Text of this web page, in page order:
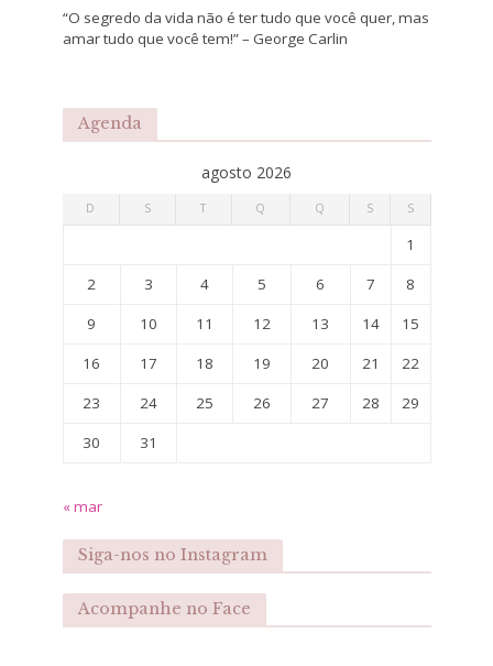
“O segredo da vida não é ter tudo que você quer, mas
amar tudo que você tem!” – George Carlin
Agenda
agosto 2026
D S T Q Q S S
1
2
3 4 5 6 7
8
9
10 11 12 13 14
15
16
17 18 19 20 21
22
23
24 25 26 27 28
29
30
31
« mar
Siga-nos no Instagram
Acompanhe no Face